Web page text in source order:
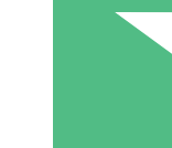
Paga según el